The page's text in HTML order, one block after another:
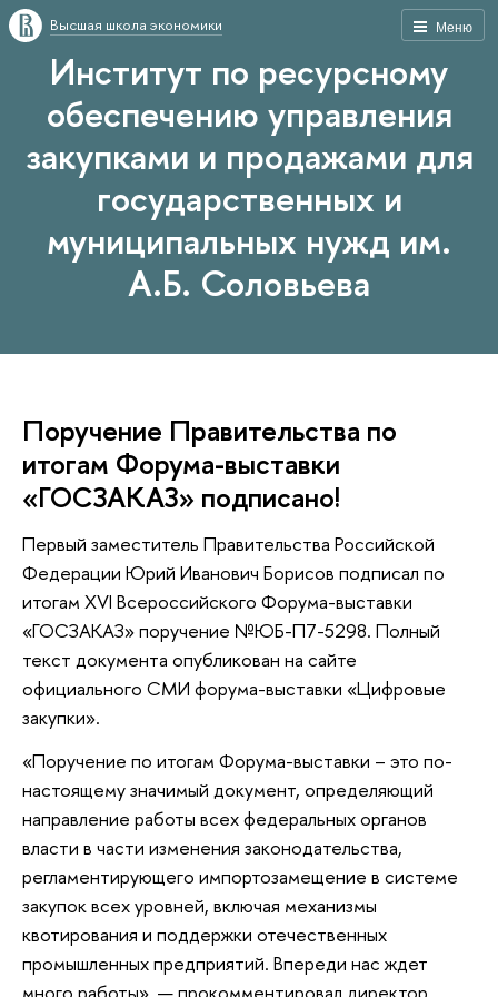
Меню
Высшая школа экономики
Институт по ресурсному
обеспечению управления
закупками и продажами для
государственных и
муниципальных нужд им.
А.Б. Соловьева
Поручение Правительства по
итогам Форума-выставки
«ГОСЗАКАЗ» подписано!
Первый заместитель Правительства Российской
Федерации Юрий Иванович Борисов подписал по
итогам XVI Всероссийского Форума-выставки
«ГОСЗАКАЗ» поручение №ЮБ-П7-5298. Полный
текст документа опубликован на сайте
официального СМИ форума-выставки «Цифровые
закупки».
«Поручение по итогам Форума-выставки – это по-
настоящему значимый документ, определяющий
направление работы всех федеральных органов
власти в части изменения законодательства,
регламентирующего импортозамещение в системе
закупок всех уровней, включая механизмы
квотирования и поддержки отечественных
промышленных предприятий. Впереди нас ждет